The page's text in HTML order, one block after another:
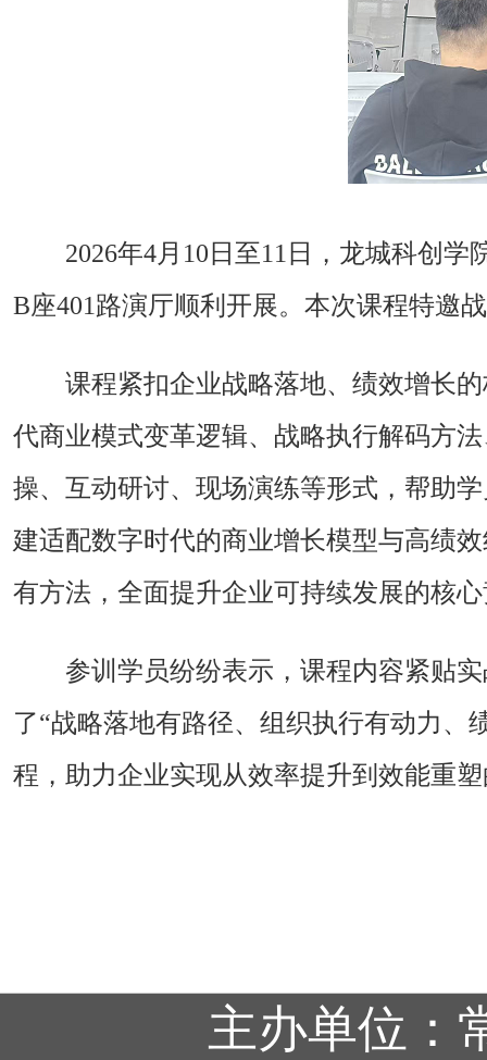
2026年4月10日至11日，龙城科创
B座401路演厅顺利开展。本次课程特邀
课程紧扣企业战略落地、绩效增长
代商业模式变革逻辑、战略执行解码方
操、互动研讨、现场演练等形式，帮助
建适配数字时代的商业增长模型与高绩
有方法，全面提升企业可持续发展的核
参训学员纷纷表示，课程内容紧贴
了“战略落地有路径、组织执行有动力、
程，助力企业实现从效率提升到效能重
主办单位：